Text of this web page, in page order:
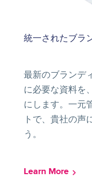
統一されたブラ
最新のブランデ
に必要な資料を
にします。一元
トで、貴社の声
う。
Learn More